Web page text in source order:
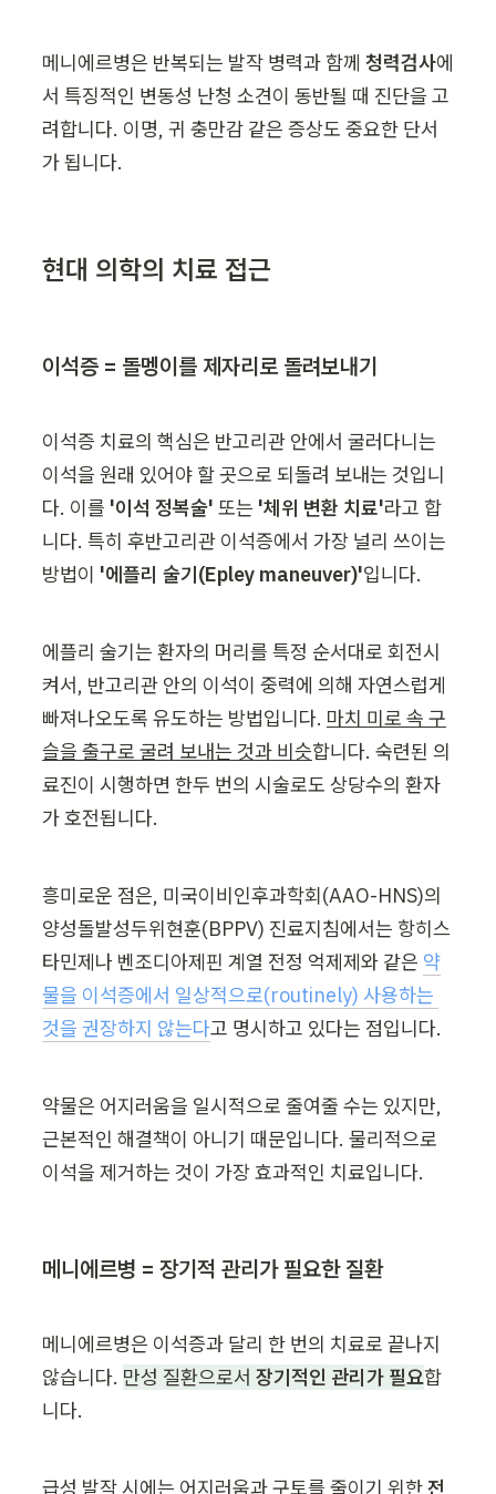
메니에르병은 반복되는 발작 병력과 함께 청력검사에
서 특징적인 변동성 난청 소견이 동반될 때 진단을 고
려합니다. 이명, 귀 충만감 같은 증상도 중요한 단서
가 됩니다.
현대 의학의 치료 접근
이석증 = 돌멩이를 제자리로 돌려보내기
이석증 치료의 핵심은 반고리관 안에서 굴러다니는
이석을 원래 있어야 할 곳으로 되돌려 보내는 것입니
다. 이를 '이석 정복술' 또는 '체위 변환 치료'라고 합
니다. 특히 후반고리관 이석증에서 가장 널리 쓰이는
방법이 '에플리 술기(Epley maneuver)'입니다.
에플리 술기는 환자의 머리를 특정 순서대로 회전시
켜서, 반고리관 안의 이석이 중력에 의해 자연스럽게
빠져나오도록 유도하는 방법입니다. 마치 미로 속 구
슬을 출구로 굴려 보내는 것과 비슷합니다. 숙련된 의
료진이 시행하면 한두 번의 시술로도 상당수의 환자
가 호전됩니다.
흥미로운 점은, 미국이비인후과학회(AAO-HNS)의
양성돌발성두위현훈(BPPV) 진료지침에서는 항히스
타민제나 벤조디아제핀 계열 전정 억제제와 같은 약
물을 이석증에서 일상적으로(routinely) 사용하는
것을 권장하지 않는다고 명시하고 있다는 점입니다.
약물은 어지러움을 일시적으로 줄여줄 수는 있지만,
근본적인 해결책이 아니기 때문입니다. 물리적으로
이석을 제거하는 것이 가장 효과적인 치료입니다.
메니에르병 = 장기적 관리가 필요한 질환
메니에르병은 이석증과 달리 한 번의 치료로 끝나지
않습니다. 만성 질환으로서 장기적인 관리가 필요합
니다.
급성 발작 시에는 어지러움과 구토를 줄이기 위한 전